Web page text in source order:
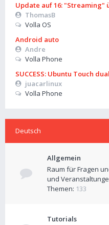
Update auf 16:
ThomasB
Volla OS
Android auto
Andre
Volla Phone
SUCCESS: Ubuntu Touch
juacarlinux
Volla Phone
Deutsch
Allgemein
Raum für Fragen
und
Themen: 133
Tutorials